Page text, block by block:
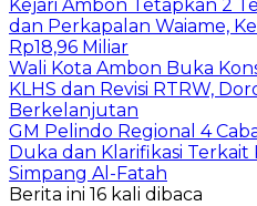
Kejari Ambon Tetapkan 2
dan Perkapalan Waiame,
Rp18,96 Miliar
Wali Kota Ambon Buka
KLHS dan Revisi RTRW,
Berkelanjutan
GM Pelindo Regional 4
Duka dan Klarifikasi Terkait
Simpang Al-Fatah
Berita ini 16 kali dibaca